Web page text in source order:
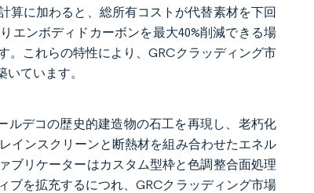
算に加わると、総所有コストが代替素材を下回
エンボディドカーボンを最大40%削減できる場
。これらの特性により、GRCクラッディング市
ています。
ルデコの歴史的建造物の石工を再現し、老朽化
インスクリーンと断熱材を組み合わせたエネル
ブリケーターはカスタム型枠と色調整合面処理
ブを拡充するにつれ、GRCクラッディング市場